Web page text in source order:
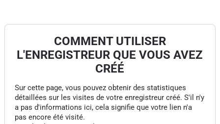
COMMENT UTILISER
L'ENREGISTREUR QUE VOUS AVEZ
CRÉÉ
Sur cette page, vous pouvez obtenir des statistiques
détaillées sur les visites de votre enregistreur créé. S'il n'y
a pas d'informations ici, cela signifie que votre lien n'a
pas encore été visité.